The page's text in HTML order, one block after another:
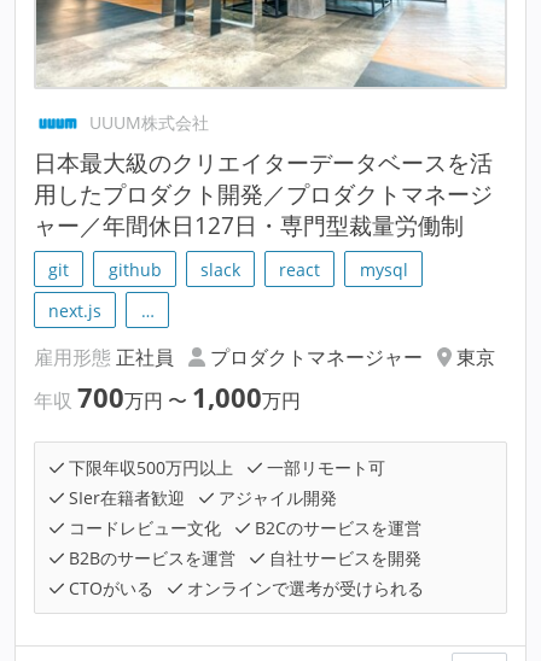
UUUM株式会社
日本最大級のクリエイターデータベースを活
用したプロダクト開発／プロダクトマネージ
ャー／年間休日127日・専門型裁量労働制
git github slack react
mysql
next.js
…
雇用形態 正社員 プロダクトマネージャー
東京
年収 700万円 〜 1,000万円
下限年収500万円以上
一部リモート可
SIer在籍者歓迎
アジャイル開発
コードレビュー文化
B2Cのサービスを運営
B2Bのサービスを運営
自社サービスを開発
CTOがいる
オンラインで選考が受けられる